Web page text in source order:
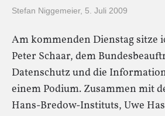
Stefan Niggemeier, 5. Juli 2009
Am kommenden Dienstag sitze
Peter Schaar, dem
Datenschutz und die
einem Podium. Zusammen mit
Hans-Bredow-Instituts, Uwe